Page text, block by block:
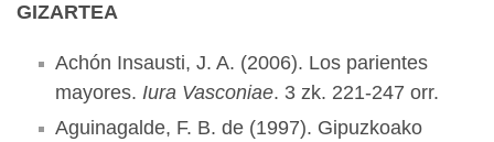
GIZARTEA
Achón Insausti, J. A. (2006). Los parientes
mayores. Iura Vasconiae. 3 zk. 221-247 orr.
Aguinagalde, F. B. de (1997). Gipuzkoako